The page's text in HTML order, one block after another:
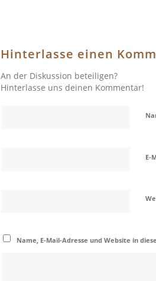
Hinterlasse einen
An der Diskussion beteiligen?
Hinterlasse uns deinen Kommentar!
E-
Name, E-Mail-Adresse und Website in